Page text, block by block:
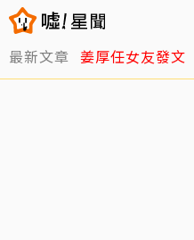
最新文章 姜厚任女友發文